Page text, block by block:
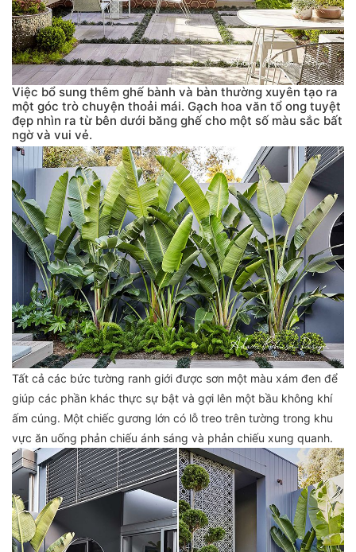
Việc bổ sung thêm ghế bành và bàn thường xuyên tạo ra
một góc trò chuyện thoải mái. Gạch hoa văn tổ ong tuyệt
đẹp nhìn ra từ bên dưới băng ghế cho một số màu sắc bất
ngờ và vui vẻ.
Tất cả các bức tường ranh giới được sơn một màu xám đen để
giúp các phần khác thực sự bật và gợi lên một bầu không khí
ấm cúng. Một chiếc gương lớn có lỗ treo trên tường trong khu
vực ăn uống phản chiếu ánh sáng và phản chiếu xung quanh.